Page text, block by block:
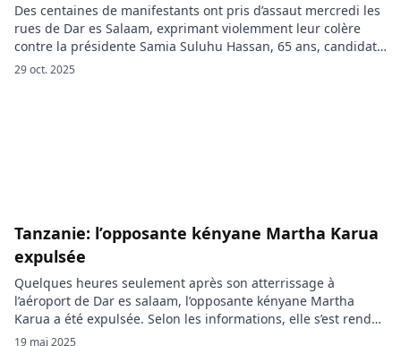
Des centaines de manifestants ont pris d’assaut mercredi les
rues de Dar es Salaam, exprimant violemment leur colère
contre la présidente Samia Suluhu Hassan, 65 ans, candidate
à sa réélection, affirme Le Figaro. L’opposition, largement
29 oct. 2025
Tanzanie: l’opposante kényane Martha Karua
expulsée
Quelques heures seulement après son atterrissage à
l’aéroport de Dar es salaam, l’opposante kényane Martha
Karua a été expulsée. Selon les informations, elle s’est rendue
en Tanzanie pour apporter son soutien à Tundu Lissu, figure
19 mai 2025